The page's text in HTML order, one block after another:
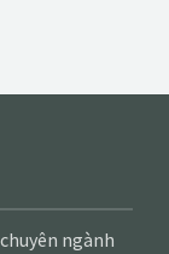
ngành